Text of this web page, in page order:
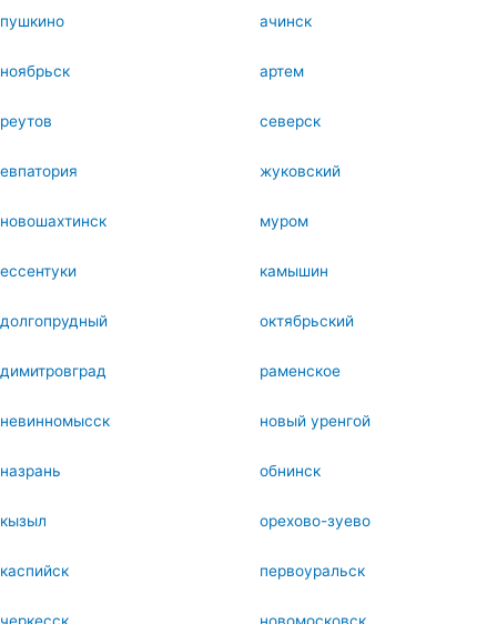
пушкино ачинск
ноябрьск артем
реутов северск
евпатория жуковский
новошахтинск муром
ессентуки камышин
долгопрудный октябрьский
димитровград раменское
невинномысск новый уренгой
назрань обнинск
кызыл орехово-зуево
каспийск первоуральск